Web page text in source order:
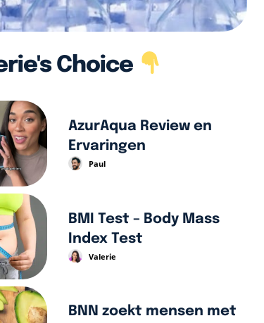
Choice
AzurAqua Review en
Ervaringen
Paul
BMI Test – Body Mass
Index Test
Valerie
BNN zoekt mensen met